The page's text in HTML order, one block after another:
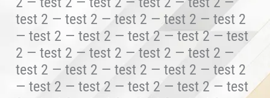
test 2 — test 2 — test 2 — test 2 — test 2
— test 2 — test 2 — test 2 — test 2 — test
2 — test 2 — test 2 — test 2 — test 2 —
test 2 — test 2 — test 2 — test 2 — test 2
— test 2 — test 2 — test 2 — test 2 — test